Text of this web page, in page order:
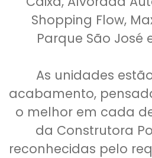
Shopping Flow,
Parque São José
As unidades
acabamento,
o melhor em cada
da Construtora
reconhecidas pelo